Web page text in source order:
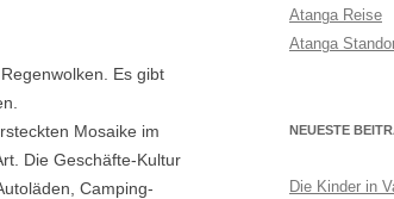
Es gibt
Mosaike im
Die Geschäfte-Kultur
Camping-
Atanga Reise
Atanga
NEUESTE
Die Kinder in